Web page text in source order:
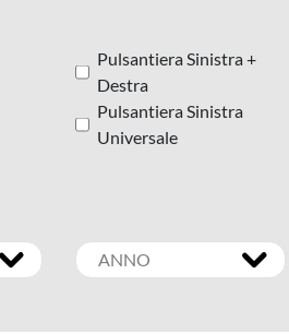
Pulsantiera Sinistra +
Destra
Pulsantiera Sinistra
Universale